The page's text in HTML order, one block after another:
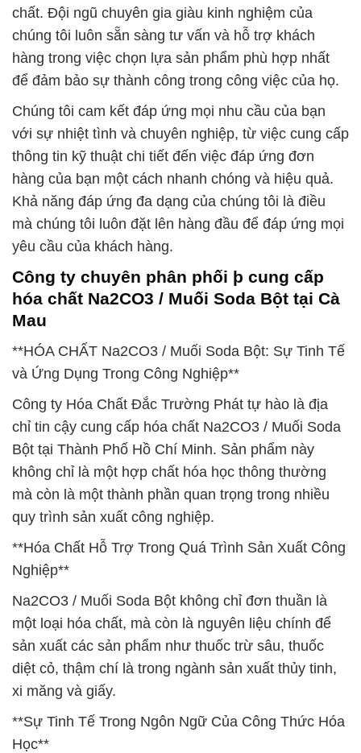
chất. Đội ngũ chuyên gia giàu kinh nghiệm của
chúng tôi luôn sẵn sàng tư vấn và hỗ trợ khách
hàng trong việc chọn lựa sản phẩm phù hợp nhất
để đảm bảo sự thành công trong công việc của họ.
Chúng tôi cam kết đáp ứng mọi nhu cầu của bạn
với sự nhiệt tình và chuyên nghiệp, từ việc cung cấp
thông tin kỹ thuật chi tiết đến việc đáp ứng đơn
hàng của bạn một cách nhanh chóng và hiệu quả.
Khả năng đáp ứng đa dạng của chúng tôi là điều
mà chúng tôi luôn đặt lên hàng đầu để đáp ứng mọi
yêu cầu của khách hàng.
Công ty chuyên phân phối þ cung cấp
hóa chất Na2CO3 / Muối Soda Bột tại Cà
Mau
**HÓA CHẤT Na2CO3 / Muối Soda Bột: Sự Tinh Tế
và Ứng Dụng Trong Công Nghiệp**
Công ty Hóa Chất Đắc Trường Phát tự hào là địa
chỉ tin cậy cung cấp hóa chất Na2CO3 / Muối Soda
Bột tại Thành Phố Hồ Chí Minh. Sản phẩm này
không chỉ là một hợp chất hóa học thông thường
mà còn là một thành phần quan trọng trong nhiều
quy trình sản xuất công nghiệp.
**Hóa Chất Hỗ Trợ Trong Quá Trình Sản Xuất Công
Nghiệp**
Na2CO3 / Muối Soda Bột không chỉ đơn thuần là
một loại hóa chất, mà còn là nguyên liệu chính để
sản xuất các sản phẩm như thuốc trừ sâu, thuốc
diệt cỏ, thậm chí là trong ngành sản xuất thủy tinh,
xi măng và giấy.
**Sự Tinh Tế Trong Ngôn Ngữ Của Công Thức Hóa
Học**